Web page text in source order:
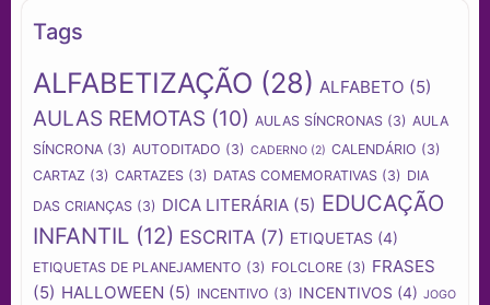
Tags
ALFABETIZAÇÃO (28) ALFABETO (5)
AULAS REMOTAS (10) AULAS SÍNCRONAS (3) AULA
SÍNCRONA (3) AUTODITADO (3) CADERNO (2) CALENDÁRIO (3)
CARTAZ (3) CARTAZES (3) DATAS COMEMORATIVAS (3) DIA
DAS CRIANÇAS (3) DICA LITERÁRIA (5) EDUCAÇÃO
INFANTIL (12) ESCRITA (7) ETIQUETAS (4)
ETIQUETAS DE PLANEJAMENTO (3) FOLCLORE (3) FRASES
(5) HALLOWEEN (5) INCENTIVO (3) INCENTIVOS (4) JOGO